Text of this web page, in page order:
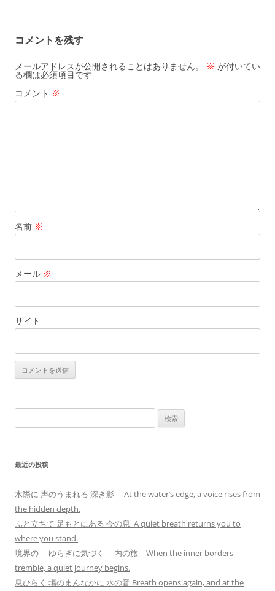
ゲ
ー
シ
ョ
コメントを残す
メールアドレスが公開されることはありません。 ※ が付いてい
る欄は必須項目です
コメント ※
名前 ※
メール ※
サイト
索:
最近の投稿
水際に 声のうまれる 深き影 At the water’s edge, a voice rises from
the hidden depth.
ふと立ちて 足もとにある 今の息 A quiet breath returns you to
where you stand.
境界の ゆらぎに気づく 内の旅 When the inner borders
tremble, a quiet journey begins.
息ひらく 場のまんなかに 水の音 Breath opens again, and at the